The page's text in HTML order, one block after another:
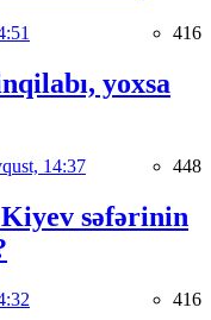
416
yoxsa
14:37 448
səfərinin
416